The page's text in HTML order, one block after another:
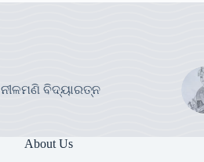
ନୀଳମଣି ବିଦ୍ୟାରତ୍ନ
About Us